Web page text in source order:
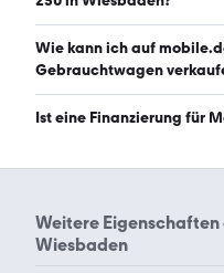
Den Mercedes-Benz V
folgenden Bauformen:
Wie kann ich auf
Gebrauchtwagen
Alle Informationen zum
Ist eine Finanzierung für
jeweiligen
Weitere Eigenschaften
Wiesbaden